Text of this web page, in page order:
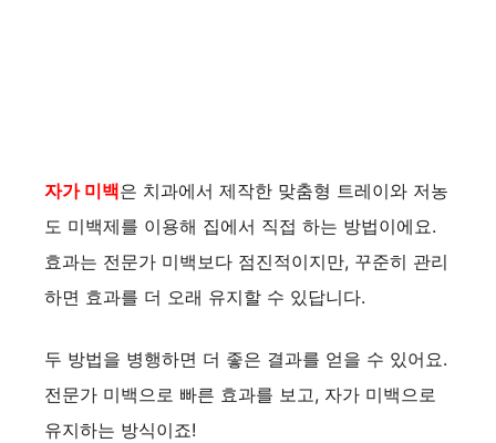
자가 미백은 치과에서 제작한 맞춤형 트레이와 저농
도 미백제를 이용해 집에서 직접 하는 방법이에요.
효과는 전문가 미백보다 점진적이지만, 꾸준히 관리
하면 효과를 더 오래 유지할 수 있답니다.
두 방법을 병행하면 더 좋은 결과를 얻을 수 있어요.
전문가 미백으로 빠른 효과를 보고, 자가 미백으로
유지하는 방식이죠!